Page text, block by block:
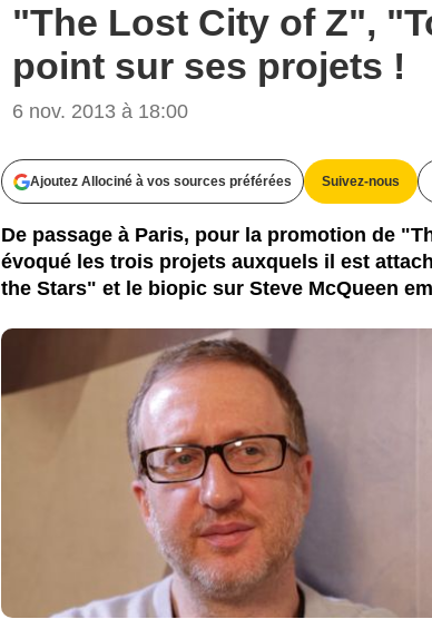
"The Lost City of Z",
point sur ses projets !
6 nov. 2013 à 18:00
Ajoutez Allociné à vos sources préférées Suivez-nous
De passage à Paris, pour la promotion de
évoqué les trois projets auxquels il est
the Stars" et le biopic sur Steve McQueen